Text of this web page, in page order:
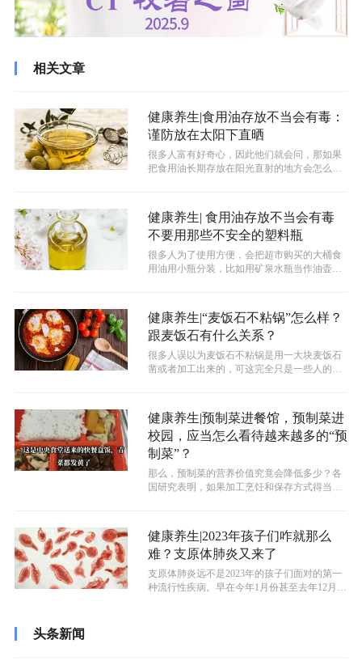
相关文章
健康养生|食用油存放不当会有毒：
谨防放在太阳下直晒
很多人富有好奇心，因此他们就会问，那如果
把食用油长期存放在阳光直射的地方会怎么
健康养生| 食用油存放不当会有毒
不要用那些不安全的塑料瓶
很多人为了使用方便，会把超市购买的大桶食
用油用小瓶分装，比如用矿泉水瓶当作油壶来
健康养生|“麦饭石不粘锅”怎么样？
跟麦饭石有什么关系？
很多人误以为麦饭石不粘锅是用一大块麦饭石
凿或者加工出来的，可这完全只是一些人的美
健康养生|预制菜进餐馆，预制菜进
校园，应当怎么看待越来越多的“预
制菜”？
那么，预制菜的营养价值究竟会降低多少？各
国研究表明，如果加工烹饪和保存方式得当的
健康养生|2023年孩子们咋就那么
难？支原体肺炎又来了
支原体肺炎远不是2023年的孩子们面对的第一
种流行性疾病。早在今年1月份甚至去年12月份
头条新闻